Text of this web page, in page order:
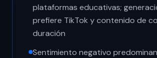
plataformas educativas;
prefiere TikTok y contenido de
duración
Sentimiento negativo